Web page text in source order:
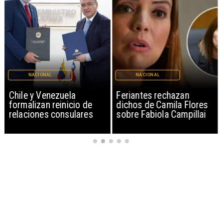
Chile y Venezuela
formalizan reinicio de
relaciones consulares
NACIONAL
Feriantes rechazan
dichos de Camila Flores
sobre Fabiola Campillai
NACIONAL